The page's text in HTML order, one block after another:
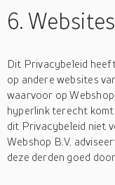
6.
Dit Privacybeleid
op andere websites
waarvoor op
hyperlink terecht komt
dit Privacybeleid niet
Webshop B.V.
deze derden goed